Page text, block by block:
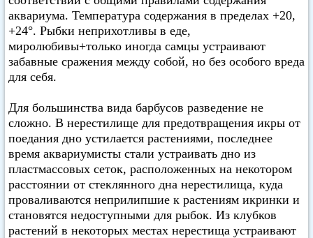
аквариума. Температура содержания в пределах +20,
+24°. Рыбки неприхотливы в еде,
миролюбивы+только иногда самцы устраивают
забавные сражения между собой, но без особого вреда
для себя.
Для большинства вида барбусов разведение не
сложно. В нерестилище для предотвращения икры от
поедания дно устилается растениями, последнее
время аквариумисты стали устраивать дно из
пластмассовых сеток, расположенных на некотором
расстоянии от стеклянного дна нерестилища, куда
проваливаются неприлипшие к растениям икринки и
становятся недоступными для рыбок. Из клубков
растений в некоторых местах нерестища устраивают